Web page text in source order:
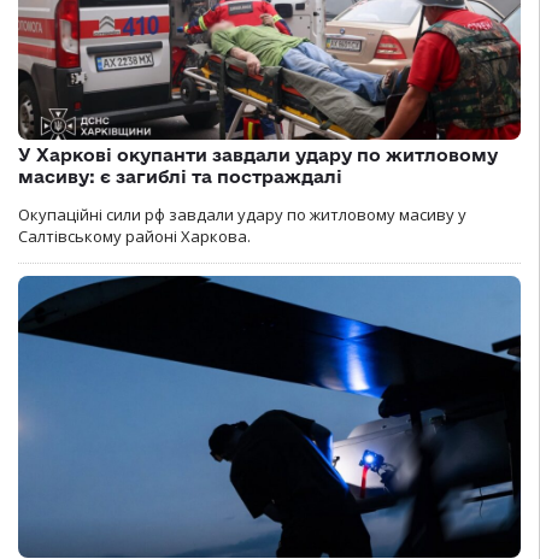
У Харкові окупанти завдали удару по житловому
масиву: є загиблі та постраждалі
Окупаційні сили рф завдали удару по житловому масиву у
Салтівському районі Харкова.